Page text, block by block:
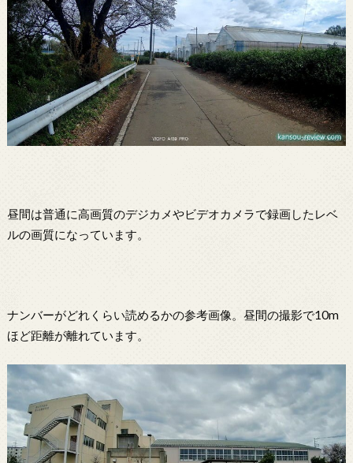
昼間は普通に高画質のデジカメやビデオカメラで録画したレベ
ルの画質になっています。
ナンバーがどれくらい読めるかの参考画像。昼間の撮影で10m
ほど距離が離れています。